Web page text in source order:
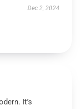
Dec 2, 2024
It’s